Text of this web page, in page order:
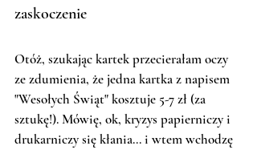
zaskoczenie
Otóż, szukając kartek przecierałam oczy
ze zdumienia, że jedna kartka z napisem
"Wesołych Świąt" kosztuje 5-7 zł (za
sztukę!). Mówię, ok, kryzys papierniczy i
drukarniczy się kłania... i wtem wchodzę